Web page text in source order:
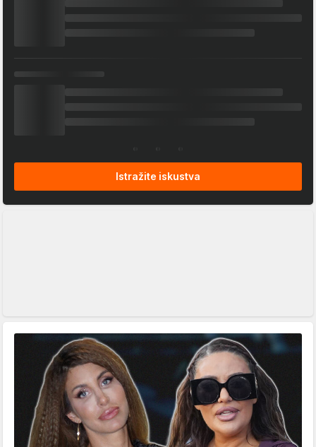
Istražite iskustva